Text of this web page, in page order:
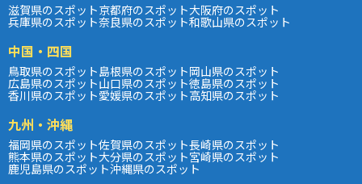
滋賀県のスポット京都府のスポット大阪府のスポット
兵庫県のスポット奈良県のスポット和歌山県のスポット
中国・四国
鳥取県のスポット島根県のスポット岡山県のスポット
広島県のスポット山口県のスポット徳島県のスポット
香川県のスポット愛媛県のスポット高知県のスポット
九州・沖縄
福岡県のスポット佐賀県のスポット長崎県のスポット
熊本県のスポット大分県のスポット宮崎県のスポット
鹿児島県のスポット沖縄県のスポット